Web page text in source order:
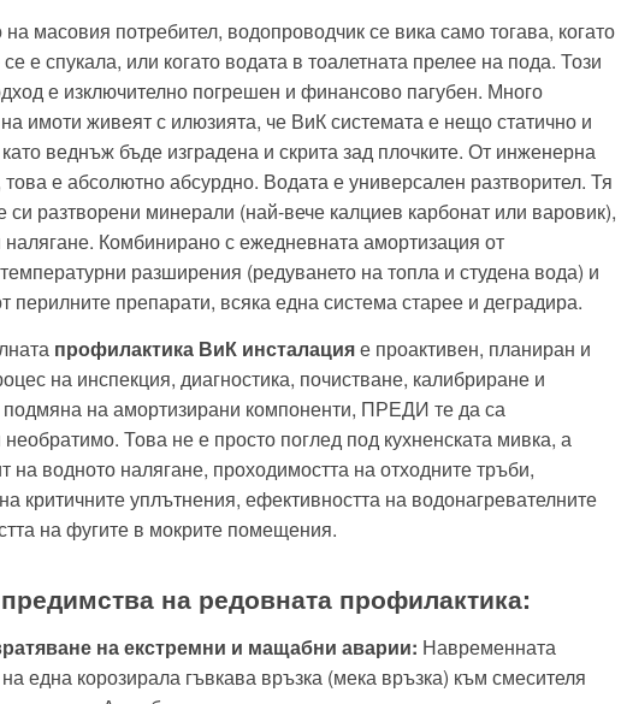
масовия потребител, водопроводчик се вика само тогава, когато
е спукала, или когато водата в тоалетната прелее на пода. Този
е изключително погрешен и финансово пагубен. Много
имоти живеят с илюзията, че ВиК системата е нещо статично и
като веднъж бъде изградена и скрита зад плочките. От инженерна
това е абсолютно абсурдно. Водата е универсален разтворител. Тя
си разтворени минерали (най-вече калциев карбонат или варовик),
налягане. Комбинирано с ежедневната амортизация от
разширения (редуването на топла и студена вода) и
перилните препарати, всяка една система старее и деградира.
профилактика ВиК инсталацияе проактивен, планиран и
на инспекция, диагностика, почистване, калибриране и
подмяна на амортизирани компоненти, ПРЕДИ те да са
Това не е просто поглед под кухненската мивка, а
на водното налягане, проходимостта на отходните тръби,
критичните уплътнения, ефективността на водонагревателните
на фугите в мокрите помещения.
на редовната профилактика:
на екстремни и мащабни аварии: Навременната
една корозирала гъвкава връзка (мека връзка) към смесителя